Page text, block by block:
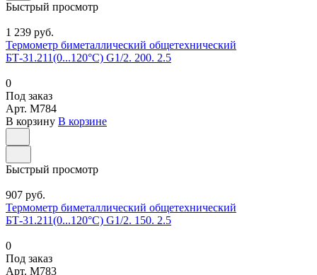
Быстрый просмотр
1 239 руб.
Термометр биметаллический общетехнический
БТ-31.211(0...120°С) G1/2. 200. 2.5
0
Под заказ
Арт. M784
В корзину В корзине
Быстрый просмотр
907 руб.
Термометр биметаллический общетехнический
БТ-31.211(0...120°С) G1/2. 150. 2.5
0
Под заказ
Арт. M783